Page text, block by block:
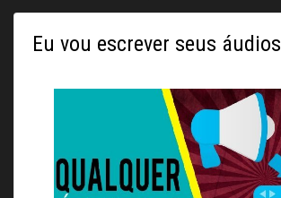
Eu vou escrever seus áudios